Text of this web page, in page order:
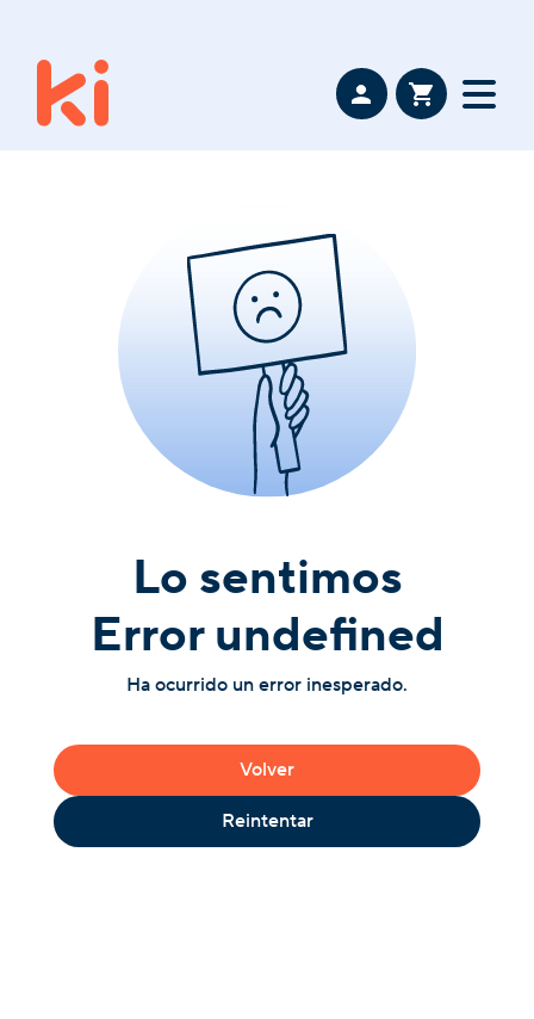
Lo sentimos
Error undefined
Ha ocurrido un error inesperado.
Volver
Reintentar